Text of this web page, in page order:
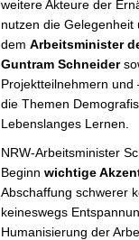
weitere Akteure der
nutzen die Gelegenheit
dem Arbeitsminister
Guntram Schneider
Projektteilnehmern
die Themen
Lebenslanges Lernen.
NRW-Arbeitsminister
Beginn wichtige
Abschaffung schwerer
keineswegs
Humanisierung der